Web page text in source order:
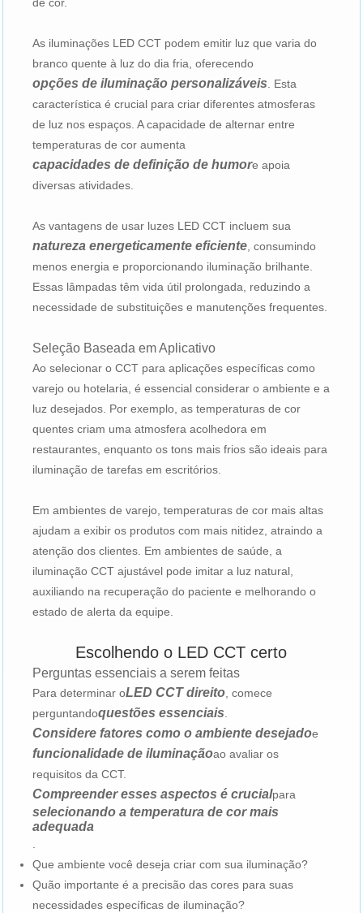
de cor.
As iluminações LED CCT podem emitir luz que varia do
branco quente à luz do dia fria, oferecendo
opções de iluminação personalizáveis. Esta
característica é crucial para criar diferentes atmosferas
de luz nos espaços. A capacidade de alternar entre
temperaturas de cor aumenta
capacidades de definição de humore apoia
diversas atividades.
As vantagens de usar luzes LED CCT incluem sua
natureza energeticamente eficiente, consumindo
menos energia e proporcionando iluminação brilhante.
Essas lâmpadas têm vida útil prolongada, reduzindo a
necessidade de substituições e manutenções frequentes.
Seleção Baseada em Aplicativo
Ao selecionar o CCT para aplicações específicas como
varejo ou hotelaria, é essencial considerar o ambiente e a
luz desejados. Por exemplo, as temperaturas de cor
quentes criam uma atmosfera acolhedora em
restaurantes, enquanto os tons mais frios são ideais para
iluminação de tarefas em escritórios.
Em ambientes de varejo, temperaturas de cor mais altas
ajudam a exibir os produtos com mais nitidez, atraindo a
atenção dos clientes. Em ambientes de saúde, a
iluminação CCT ajustável pode imitar a luz natural,
auxiliando na recuperação do paciente e melhorando o
estado de alerta da equipe.
Escolhendo o LED CCT certo
Perguntas essenciais a serem feitas
Para determinar oLED CCT direito, comece
perguntandoquestões essenciais.
Considere fatores como o ambiente desejadoe
funcionalidade de iluminaçãoao avaliar os
requisitos da CCT.
Compreender esses aspectos é crucialpara
selecionando a temperatura de cor mais
adequada
.
Que ambiente você deseja criar com sua iluminação?
Quão importante é a precisão das cores para suas
necessidades específicas de iluminação?